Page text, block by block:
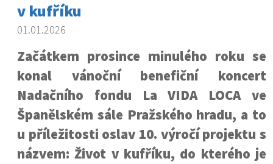
v kufříku
01.01.2026
Začátkem prosince minulého roku se
konal vánoční benefiční koncert
Nadačního fondu La VIDA LOCA ve
Španělském sále Pražského hradu, a to
u příležitosti oslav 10. výročí projektu s
názvem: Život v kufříku, do kterého je